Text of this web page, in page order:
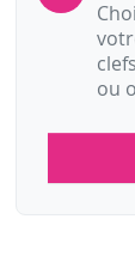
ou